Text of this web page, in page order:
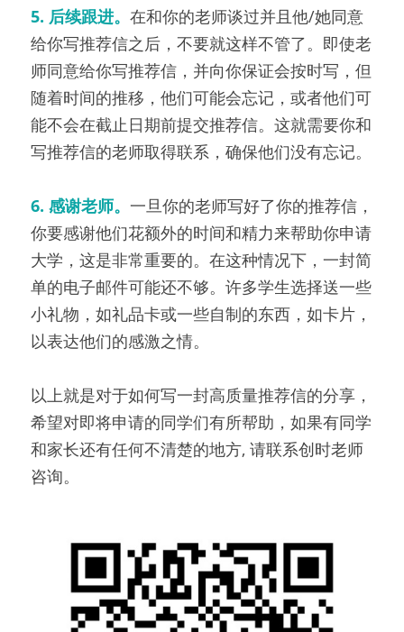
5. 后续跟进。 在和你的老师谈过并且他/她同意
给你写推荐信之后，不要就这样不管了。即使老
师同意给你写推荐信，并向你保证会按时写，但
随着时间的推移，他们可能会忘记，或者他们可
能不会在截止日期前提交推荐信。这就需要你和
写推荐信的老师取得联系，确保他们没有忘记。
6. 感谢老师。 一旦你的老师写好了你的推荐信，
你要感谢他们花额外的时间和精力来帮助你申请
大学，这是非常重要的。在这种情况下，一封简
单的电子邮件可能还不够。许多学生选择送一些
小礼物，如礼品卡或一些自制的东西，如卡片，
以表达他们的感激之情。
以上就是对于如何写一封高质量推荐信的分享，
希望对即将申请的同学们有所帮助，如果有同学
和家长还有任何不清楚的地方, 请联系创时老师
咨询。